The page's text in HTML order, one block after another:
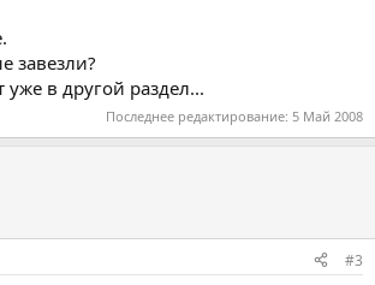
завезли?
уже в другой раздел...
Последнее редактирование: 5 Май 2008
#3